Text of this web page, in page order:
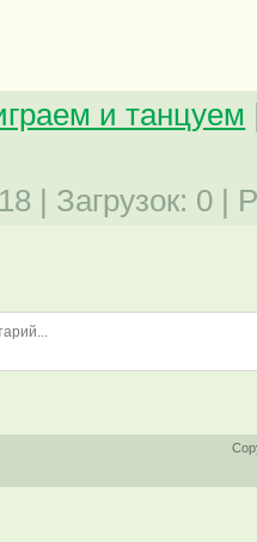
и танцуем
| Загрузок: 0 |